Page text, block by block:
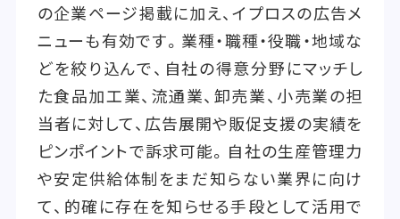
の企業ページ掲載に加え、イプロスの広告メ
ニューも有効です。業種・職種・役職・地域な
どを絞り込んで、自社の得意分野にマッチし
た食品加工業、流通業、卸売業、小売業の担
当者に対して、広告展開や販促支援の実績を
ピンポイントで訴求可能。自社の生産管理力
や安定供給体制をまだ知らない業界に向け
て、的確に存在を知らせる手段として活用で